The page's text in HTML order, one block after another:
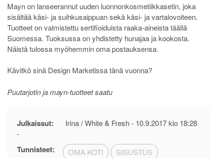
Mayn on lanseerannut uuden luonnonkosmetiikkasetin, joka
sisältää käsi- ja suihkusaippuan sekä käsi- ja vartalovoiteen.
Tuotteet on valmistettu sertifioiduista raaka-aineista täällä
Suomessa. Tuoksussa on yhdistetty hunajaa ja kookosta.
Näistä tulossa myöhemmin oma postauksensa.
Kävitkö sinä Design Marketissa tänä vuonna?
Puutarjotin ja mayn-tuotteet saatu
Julkaissut: Irina / White & Fresh - 10.9.2017 klo 18:28
-
Tunnisteet: OMA KOTI SISUSTUS